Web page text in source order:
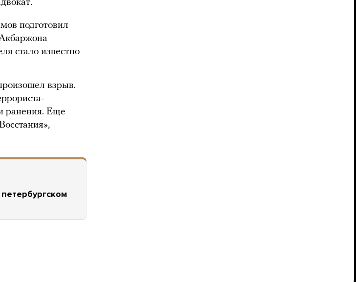
подготовил
стало известно
взрыв.
ранения. Еще